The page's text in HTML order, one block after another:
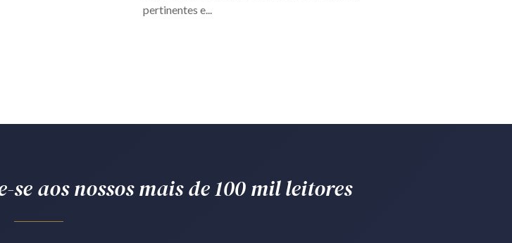
pertinentes e...
aos nossos mais de 100 mil leitores